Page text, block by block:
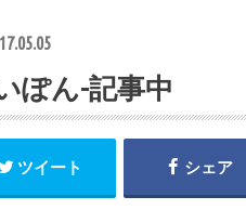
ぽん-記事中
ツイート シェア